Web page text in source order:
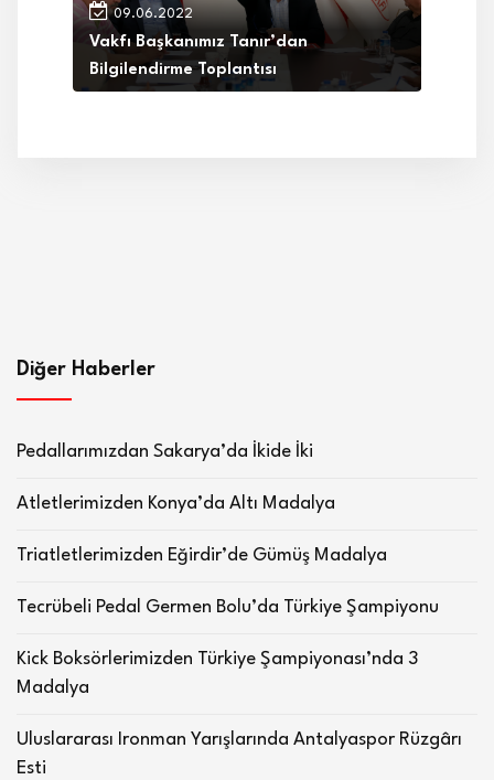
09.06.2022
Vakfı Başkanımız Tanır’dan
Bilgilendirme Toplantısı
Diğer Haberler
Pedallarımızdan Sakarya’da İkide İki
Atletlerimizden Konya’da Altı Madalya
Triatletlerimizden Eğirdir’de Gümüş Madalya
Tecrübeli Pedal Germen Bolu’da Türkiye Şampiyonu
Kick Boksörlerimizden Türkiye Şampiyonası’nda 3
Madalya
Uluslararası Ironman Yarışlarında Antalyaspor Rüzgârı
Esti